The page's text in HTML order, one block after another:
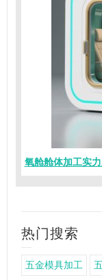
氧舱舱体加工实
热门搜索
五金模具加工